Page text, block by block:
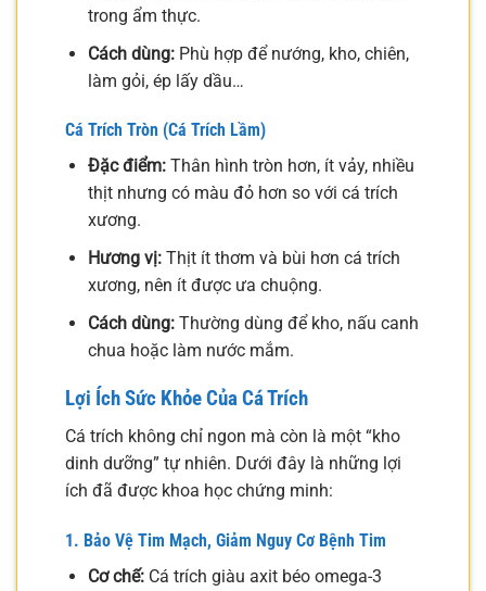
trong ẩm thực.
Cách dùng:Phù hợp để nướng, kho, chiên,
làm gỏi, ép lấy dầu…
Cá Trích Tròn (Cá Trích Lầm)
Đặc điểm:Thân hình tròn hơn, ít vảy, nhiều
thịt nhưng có màu đỏ hơn so với cá trích
xương.
Hương vị:Thịt ít thơm và bùi hơn cá trích
xương, nên ít được ưa chuộng.
Cách dùng:Thường dùng để kho, nấu canh
chua hoặc làm nước mắm.
Lợi Ích Sức Khỏe Của Cá Trích
Cá trích không chỉ ngon mà còn là một “kho
dinh dưỡng” tự nhiên. Dưới đây là những lợi
ích đã được khoa học chứng minh:
1. Bảo Vệ Tim Mạch, Giảm Nguy Cơ Bệnh Tim
Cơ chế:Cá trích giàu axit béo omega-3